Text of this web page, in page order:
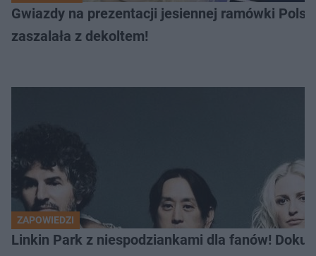
Gwiazdy na prezentacji jesiennej ramówki
zaszalała z dekoltem!
ZAPOWIEDZI
Linkin Park z niespodziankami dla fanów!